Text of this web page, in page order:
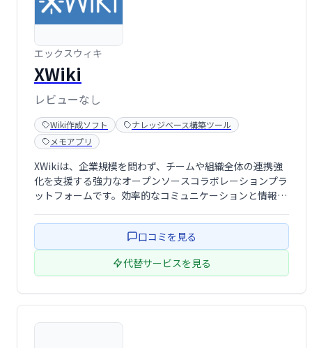
エックスウィキ
XWiki
レビューなし
Wiki作成ソフト
ナレッジベース構築ツール
メモアプリ
XWikiは、企業規模を問わず、チームや組織全体の連携強
化を支援する強力なオープンソースコラボレーションプラ
ットフォームです。効率的なコミュニケーションと情報共
報への迅速かつ効率的なアクセスを可能にし、ビジネス知
識の価値を高め、時間とコストの節約に …
口コミを見る
代替サービスを見る